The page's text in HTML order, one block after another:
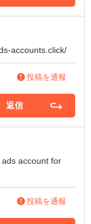
accounts.click/
投稿を通報
返信
account for
投稿を通報